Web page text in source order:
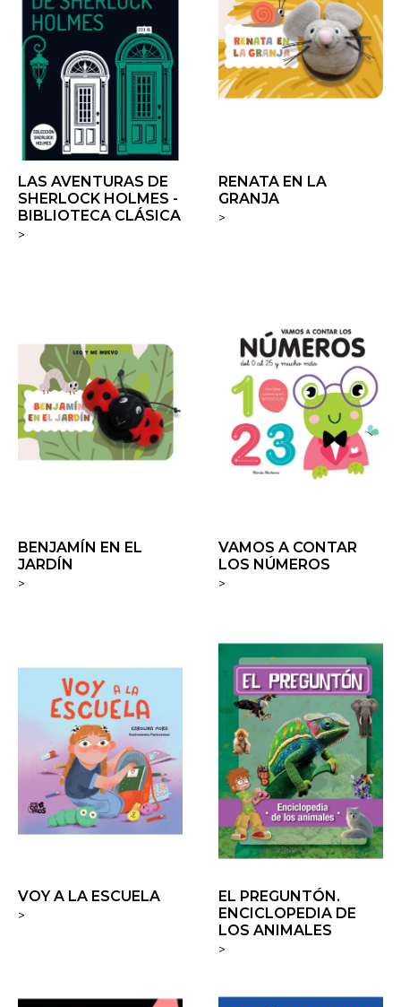
LAS AVENTURAS DE
SHERLOCK HOLMES -
BIBLIOTECA CLÁSICA
>
RENATA EN LA
GRANJA
>
BENJAMÍN EN EL
JARDÍN
>
VAMOS A CONTAR
LOS NÚMEROS
>
VOY A LA ESCUELA
>
EL PREGUNTÓN.
ENCICLOPEDIA DE
LOS ANIMALES
>